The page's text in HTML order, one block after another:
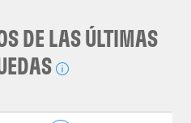
DE LAS ÚLTIMAS